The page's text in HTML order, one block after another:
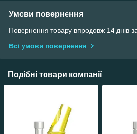
Умови повернення
Повернення товару впродовж 14 днів
Всі умови повернення
Подібні товари компанії